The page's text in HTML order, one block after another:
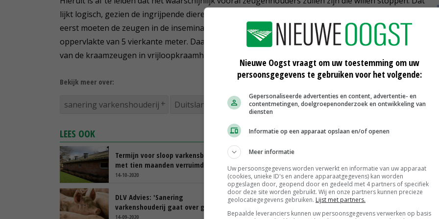
lijkt logisch, gezien de ingrijpende dierenwelzijnsregels die op de varkenshouders afkomen. Als
eerst moeten de zeugen in de inseminatiestal binnen acht jaar vrij kunnen rondlopen op een
oppervlakte van 5 vierkante meter. Daarna volgt over uiterlijk vijftien jaar de verplichte huisvesting
van de kraamzeugen in vrijloopkraamhokken.
Bekijk meer over:
sanering varkenshouderij Duitsland
LEES OOK
Termijn voor sloop varkensbedrijf
met tien maanden verruimd
14-10-2020
varkenshouderijen niet kwijt
26-09-2020
DLV Advies: 'Sanering
varkenshouderij gaat over geur'
14-09-2020
Stichting KPV: 'Werknemers
worstelen met imago varkenssector'
31-08-2020
Nieuwe Oogst vraagt om uw toestemming om uw
persoonsgegevens te gebruiken voor het volgende:
Gepersonaliseerde advertenties en content, advertentie- en
contentmetingen, doelgroepenonderzoek en ontwikkeling van
diensten
Informatie op een apparaat opslaan en/of openen
Meer informatie
Uw persoonsgegevens worden verwerkt en informatie van uw apparaat
(cookies, unieke ID's en andere apparaatgegevens) kan worden
opgeslagen door, geopend door en gedeeld met 4 partners of specifiek
door deze site worden gebruikt. Wij en onze partners kunnen precieze
geolocatiegegevens gebruiken. Lijst met partners.
Bepaalde leveranciers kunnen uw persoonsgegevens verwerken op basis